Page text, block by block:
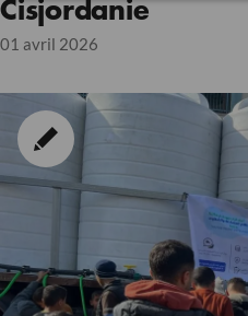
Cisjordanie
01 avril 2026